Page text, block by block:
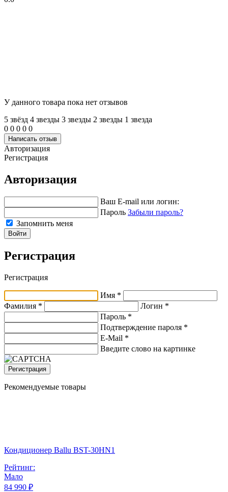
У данного товара пока нет отзывов
5 звёзд 4 звeзды 3 звeзды 2 звeзды 1 звeзда
0 0 0 0 0
Написать отзыв
Авторизация
Регистрация
Авторизация
Ваш E-mail или логин:
Пароль Забыли пароль?
Запомнить меня
Войти
Регистрация
Регистрация
Имя *
Фамилия *
Логин *
Пароль *
Подтверждение пароля *
E-Mail *
Введите слово на картинке
Регистрация
Рекомендуемые товары
Кондиционер Ballu BST-30HN1
Рейтинг:
Мало
84 990 ₽